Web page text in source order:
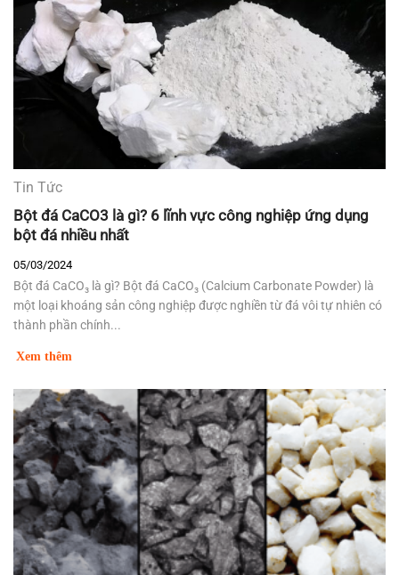
Tin Tức
Bột đá CaCO3 là gì? 6 lĩnh vực công nghiệp ứng dụng
bột đá nhiều nhất
05/03/2024
Bột đá CaCO₃ là gì? Bột đá CaCO₃ (Calcium Carbonate Powder) là
một loại khoáng sản công nghiệp được nghiền từ đá vôi tự nhiên có
thành phần chính...
Xem thêm